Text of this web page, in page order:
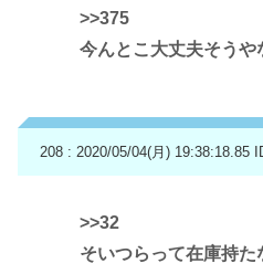
>>375
今んとこ大丈夫そうや
208 : 2020/05/04(月) 19:38:18.85
>>32
そいつらって在庫持た